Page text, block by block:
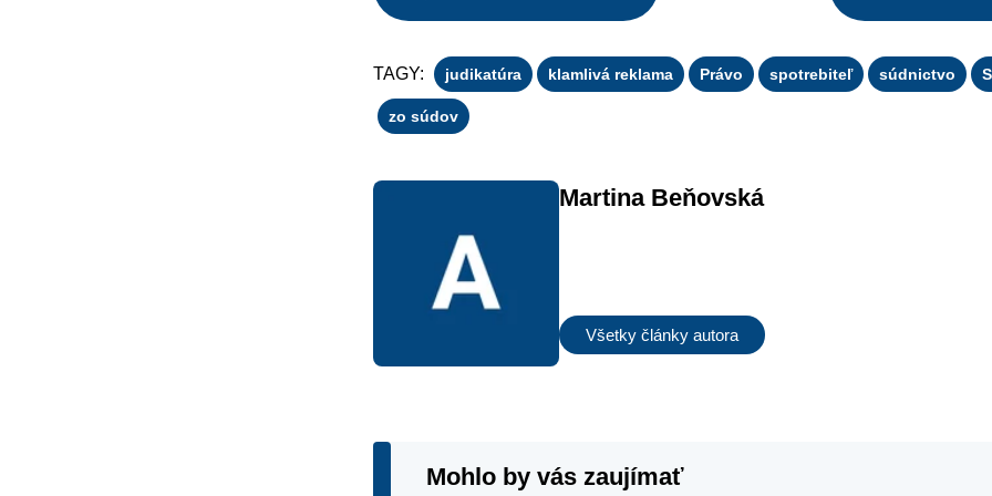
TAGY: judikatúra klamlivá reklama Právo spotrebiteľ súdnictvo
zo súdov
Martina Beňovská
Všetky články autora
Mohlo by vás zaujímať